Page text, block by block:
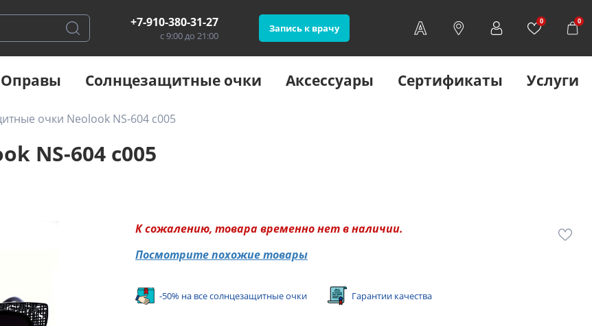
+7-910-380-31-27
с 9:00 до 21:00
Запись к врачу
0 0
Оправы Солнцезащитные очки Аксессуары Сертификаты Услуги
очки Neolook NS-604 c005
NS-604 c005
К сожалению, товара временно нет в наличии.
Посмотрите похожие товары
-50% на все солнцезащитные очки Гарантии качества